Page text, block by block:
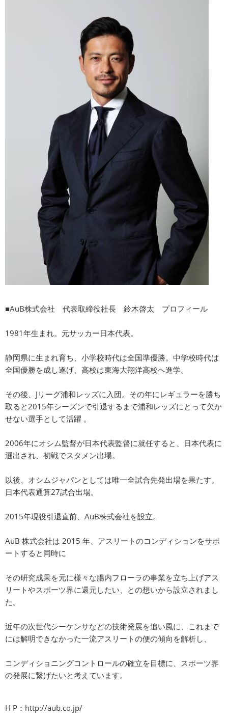
■AuB株式会社 代表取締役社長 鈴木啓太 プロフィール
1981年生まれ。元サッカー日本代表。
静岡県に生まれ育ち、小学校時代は全国準優勝。中学校時代は
全国優勝を成し遂げ、高校は東海大翔洋高校へ進学。
その後、Jリーグ浦和レッズに入団。その年にレギュラーを勝ち
取ると2015年シーズンで引退するまで浦和レッズにとって欠か
せない選手として活躍 。
2006年にオシム監督が日本代表監督に就任すると、日本代表に
選出され、初戦でスタメン出場。
以後、オシムジャパンとしては唯一全試合先発出場を果たす。
日本代表通算27試合出場。
2015年現役引退直前、AuB株式会社を設立。
AuB 株式会社は 2015 年、アスリートのコンディションをサポ
ートすると同時に
その研究成果を元に様々な腸内フローラの事業を立ち上げアス
リートやスポーツ界に還元したい、との想いから設立されまし
た。
近年の次世代シーケンサなどの技術発展を追い風に、これまで
には解明できなかった一流アスリートの便の傾向を解析し、
コンディショニングコントロールの確立を目標に、スポーツ界
の発展に繋げたいと考えています。
H P：http://aub.co.jp/